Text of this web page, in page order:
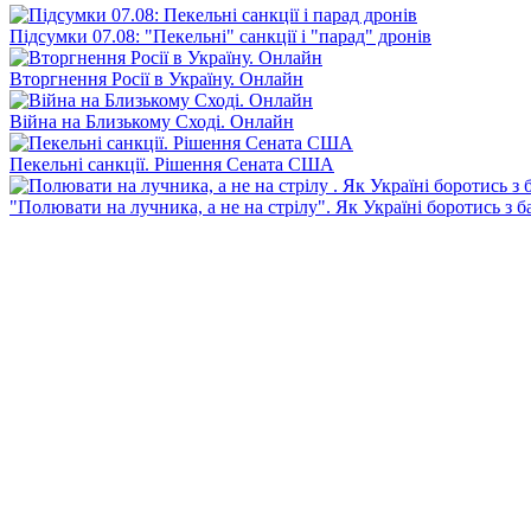
Підсумки 07.08: "Пекельні" санкції і "парад" дронів
Вторгнення Росії в Україну. Онлайн
Війна на Близькому Сході. Онлайн
Пекельні санкції. Рішення Сената США
"Полювати на лучника, а не на стрілу". Як Україні боротись з